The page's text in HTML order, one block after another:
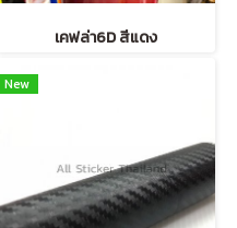
เคฟล่า6D สีแดง
New